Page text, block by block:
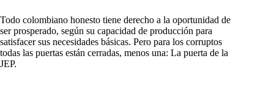
Todo colombiano honesto tiene derecho a la oportunidad de
ser prosperado, según su capacidad de producción para
satisfacer sus necesidades básicas. Pero para los corruptos
todas las puertas están cerradas, menos una: La puerta de la
JEP.